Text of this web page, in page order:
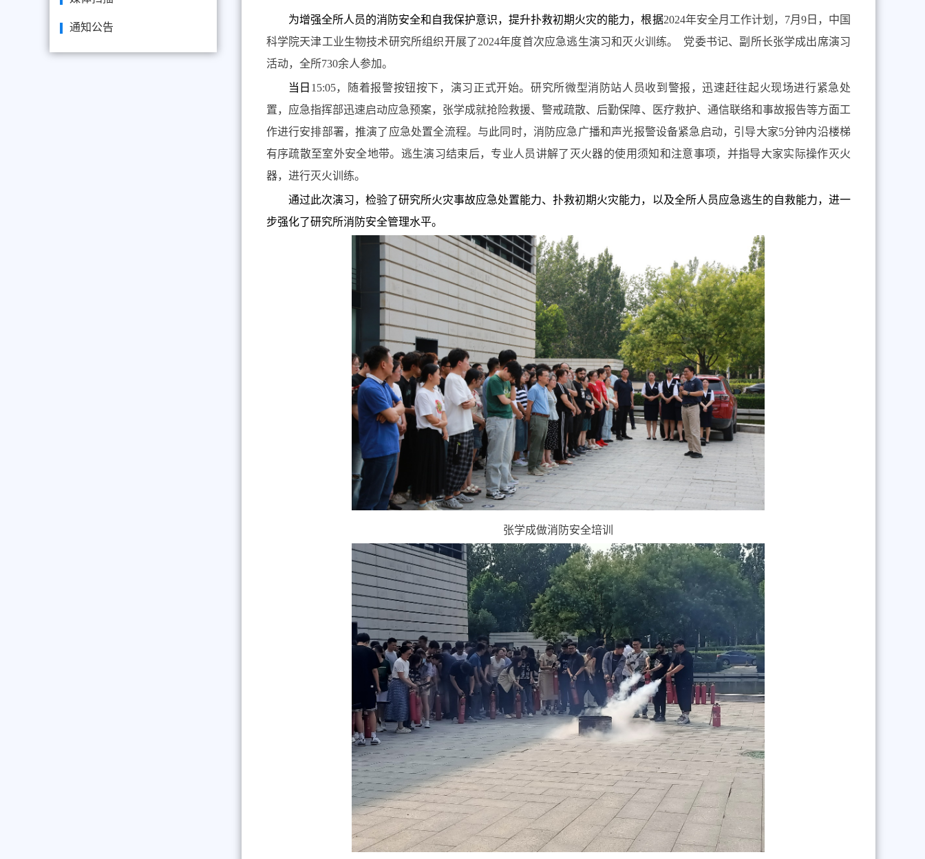
通知公告
为增强全所人员的消防安全和自我保护意识，提升扑救初期火灾的能力，根据2024年安全月工作计划， 7月 9日，中国
科学院天津工业生物技术研究所组织开展了2024年度首次应急逃生演习和灭火训练。 党委书记、副所长张学成出席演习
活动，全所730余人参加。
当日 15:05，随着报警按钮按下，演习正式开始。研究所微型消防站人员收到警报，迅速赶往起火现场进行紧急处
置，应急指挥部迅速启动应急预案，张学成就抢险救援、警戒疏散、后勤保障、医疗救护、通信联络和事故报告等方面工
作进行安排部署，推演了应急处置全流程。与此同时，消防应急广播和声光报警设备紧急启动，引导大家5分钟内沿楼梯
有序疏散至室外安全地带。逃生演习结束后，专业人员讲解了灭火器的使用须知和注意事项，并指导大家实际操作灭火
器，进行灭火训练。
通过此次演习，检验了研究所火灾事故应急处置能力、扑救初期火灾能力，以及全所人员应急逃生的自救能力，进一
步强化了研究所消防安全管理水平。
张学成做消防安全培训